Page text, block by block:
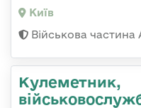
Київ
Військова частина
Кулеметник,